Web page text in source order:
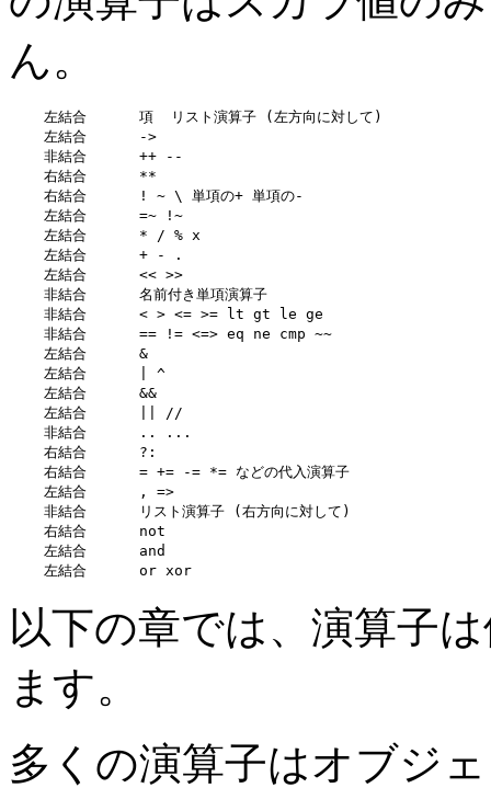
ん。
    左結合      項  リスト演算子 (左方向に対して)
    左結合      ->
    非結合      ++ --
    右結合      **
    右結合      ! ~ \ 単項の+ 単項の-
    左結合      =~ !~
    左結合      * / % x
    左結合      + - .
    左結合      << >>
    非結合      名前付き単項演算子
    非結合      < > <= >= lt gt le ge
    非結合      == != <=> eq ne cmp ~~
    左結合      &
    左結合      | ^
    左結合      &&
    左結合      || //
    非結合      .. ...
    右結合      ?:
    右結合      = += -= *= などの代入演算子
    左結合      , =>
    非結合      リスト演算子 (右方向に対して)
    右結合      not
    左結合      and
    左結合      or xor
以下の章では、演算子
ます。
多くの演算子はオブジ